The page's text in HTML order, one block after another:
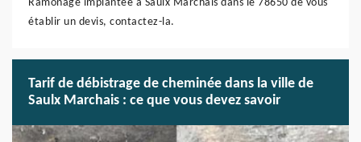
Ramonage implantée à Saulx Marchais dans le 78650 de vous
établir un devis, contactez-la.
Tarif de débistrage de cheminée dans la ville de
Saulx Marchais : ce que vous devez savoir